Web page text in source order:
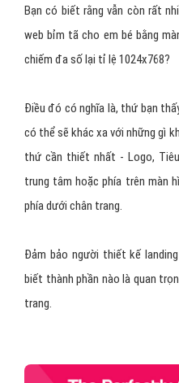
Bạn có biết rằng vẫn còn rất
web bỉm tã cho em bé bằng
chiếm đa số lại tỉ lệ 1024x768?
Điều đó có nghĩa là, thứ bạn
có thể sẽ khác xa với những gì
thứ cần thiết nhất - Logo,
trung tâm hoặc phía trên màn
phía dưới chân trang.
Đảm bảo người thiết kế
biết thành phần nào là quan
trang.